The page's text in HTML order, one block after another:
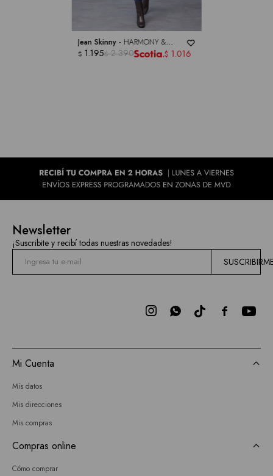
Jean Skinny - HARMONY &
HAVOC
$ 1.195$ 2.390 $ 1.016
Newsletter
¡Suscribite y recibí todas nuestras novedades!

 
Mi Cuenta
Mis datos
Mis direcciones
Mis compras
Compras online
Cómo comprar